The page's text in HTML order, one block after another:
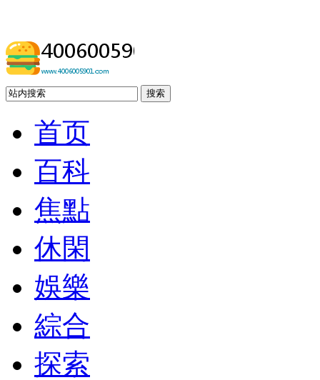
搜索
首页
百科
焦點
休閑
娛樂
綜合
探索